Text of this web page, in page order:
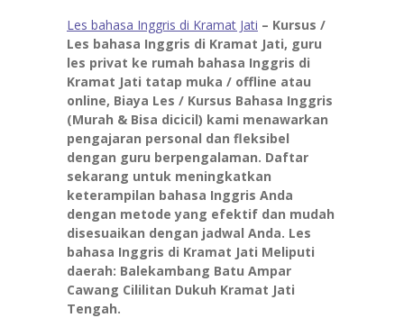
Les bahasa Inggris di Kramat Jati – Kursus /
Les bahasa Inggris di Kramat Jati, guru
les privat ke rumah bahasa Inggris di
Kramat Jati tatap muka / offline atau
online, Biaya Les / Kursus Bahasa Inggris
(Murah & Bisa dicicil) kami menawarkan
pengajaran personal dan fleksibel
dengan guru berpengalaman. Daftar
sekarang untuk meningkatkan
keterampilan bahasa Inggris Anda
dengan metode yang efektif dan mudah
disesuaikan dengan jadwal Anda. Les
bahasa Inggris di Kramat Jati Meliputi
daerah: Balekambang Batu Ampar
Cawang Cililitan Dukuh Kramat Jati
Tengah.